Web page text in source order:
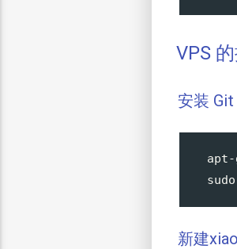
VPS
安装 Git
新建